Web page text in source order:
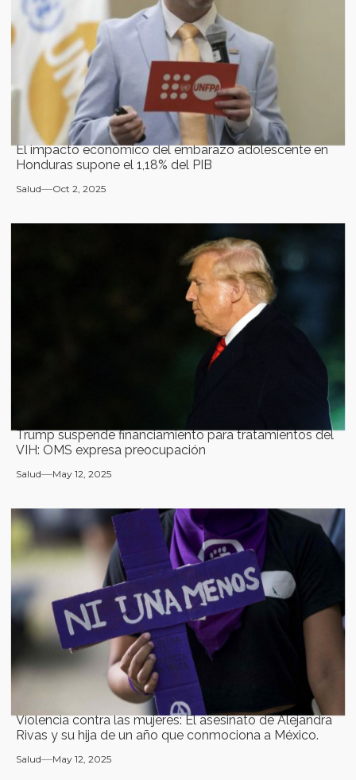
El impacto económico del embarazo adolescente en
Honduras supone el 1,18% del PIB
Salud Oct 2, 2025
Trump suspende financiamiento para tratamientos del
VIH: OMS expresa preocupación
Salud May 12, 2025
Violencia contra las mujeres: El asesinato de Alejandra
Rivas y su hija de un año que conmociona a México.
Salud May 12, 2025